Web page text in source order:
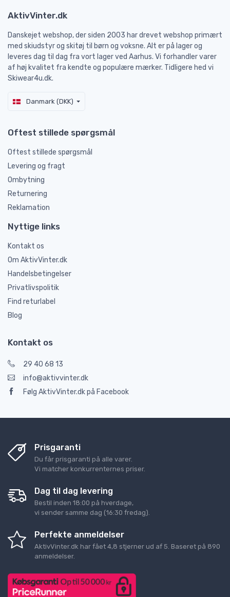
AktivVinter.dk
Danskejet webshop, der siden 2003 har drevet webshop primært
med skiudstyr og skitøj til børn og voksne. Alt er på lager og
leveres dag til dag fra vort lager ved Aarhus. Vi forhandler varer
af høj kvalitet fra kendte og populære mærker. Tidligere hed vi
Skiwear4u.dk.
Danmark (DKK)
Oftest stillede spørgsmål
Oftest stillede spørgsmål
Levering og fragt
Ombytning
Returnering
Reklamation
Nyttige links
Kontakt os
Om AktivVinter.dk
Handelsbetingelser
Privatlivspolitik
Find returlabel
Blog
Kontakt os
29 40 68 13
info@aktivvinter.dk
Følg AktivVinter.dk på Facebook
Prisgaranti
Du får prisgaranti på alle varer.
Vi matcher konkurrenternes priser.
Dag til dag levering
Bestil inden 18:00 på hverdage,
vi sender samme dag (16:30 fredag).
Perfekte anmeldelser
AktivVinter.dk har fået 4,8 stjerner ud af 5 . Baseret på 890
anmeldelser.